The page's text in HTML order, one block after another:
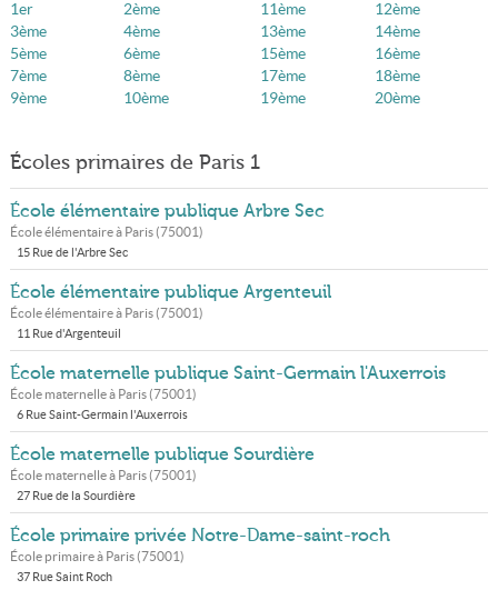
1er
2ème
3ème
4ème
5ème
6ème
7ème
8ème
9ème
10ème
11ème
12ème
13ème
14ème
15ème
16ème
17ème
18ème
19ème
20ème
Écoles primaires de Paris 1
École élémentaire publique Arbre Sec
École élémentaire à Paris(75001)
15 Rue de l'Arbre Sec
École élémentaire publique Argenteuil
École élémentaire à Paris(75001)
11 Rue d'Argenteuil
École maternelle publique Saint-Germain l'Auxerrois
École maternelle à Paris(75001)
6 Rue Saint-Germain l'Auxerrois
École maternelle publique Sourdière
École maternelle à Paris(75001)
27 Rue de la Sourdière
École primaire privée Notre-Dame-saint-roch
École primaire à Paris(75001)
37 Rue Saint Roch